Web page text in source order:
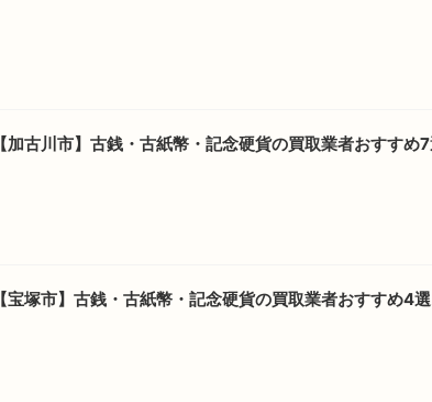
【加古川市】古銭・古紙幣・記念硬貨の買取業者おすすめ
【宝塚市】古銭・古紙幣・記念硬貨の買取業者おすすめ4選